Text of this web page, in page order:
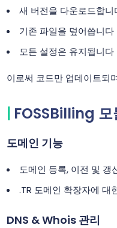
새 버전을 다운로드합니
기존 파일을 덮어씁니다
모든 설정은 유지됩니다
이로써 코드만 업데이트되
FOSSBilling 모
도메인 기능
도메인 등록, 이전 및 갱
.TR 도메인 확장자에 대
DNS & Whois 관리